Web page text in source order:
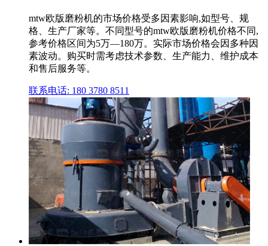
mtw欧版磨粉机的市场价格受多因素影响,如型号、规
格、生产厂家等。不同型号的mtw欧版磨粉机价格不同,
参考价格区间为5万—180万。实际市场价格会因多种因
素波动。购买时需考虑技术参数、生产能力、维护成本
和售后服务等。
联系电话: 180 3780 8511